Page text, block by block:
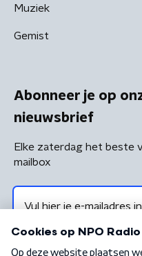
Muziek
Gemist
Abonneer je op
nieuwsbrief
Elke zaterdag het beste
mailbox